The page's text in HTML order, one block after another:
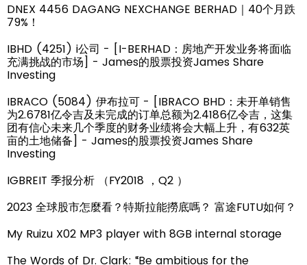
DNEX 4456 DAGANG NEXCHANGE BERHAD｜40个月跌
79%！
IBHD (4251) i公司 - [I-BERHAD：房地产开发业务将面临
充满挑战的市场] - James的股票投资James Share
Investing
IBRACO (5084) 伊布拉可 - [IBRACO BHD：未开单销售
为2.6781亿令吉及未完成的订单总额为2.4186亿令吉，这集
团有信心未来几个季度的财务业绩将会大幅上升，有632英
亩的土地储备] - James的股票投资James Share
Investing
IGBREIT 季报分析 （FY2018 ，Q2 ）
2023 全球股市怎麼看？特斯拉能撈底嗎？ 富途FUTU如何？
My Ruizu X02 MP3 player with 8GB internal storage
The Words of Dr. Clark: “Be ambitious for the